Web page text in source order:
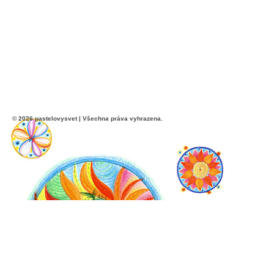
© 2026 pastelovysvet | Všechna práva vyhrazena.